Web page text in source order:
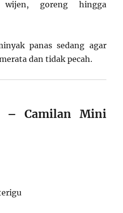
goreng hingga
panas sedang agar
dan tidak pecah.
– Camilan Mini